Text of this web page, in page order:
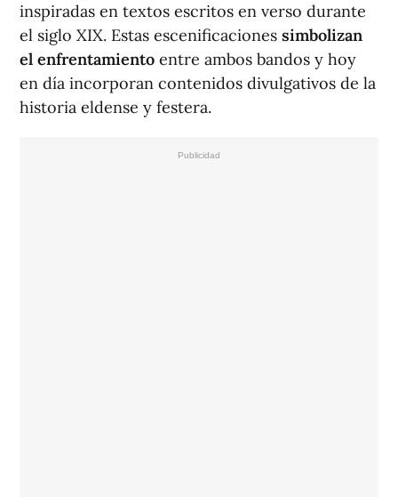
inspiradas en textos escritos en verso durante
el siglo XIX. Estas escenificaciones simbolizan
el enfrentamiento entre ambos bandos y hoy
en día incorporan contenidos divulgativos de la
historia eldense y festera.